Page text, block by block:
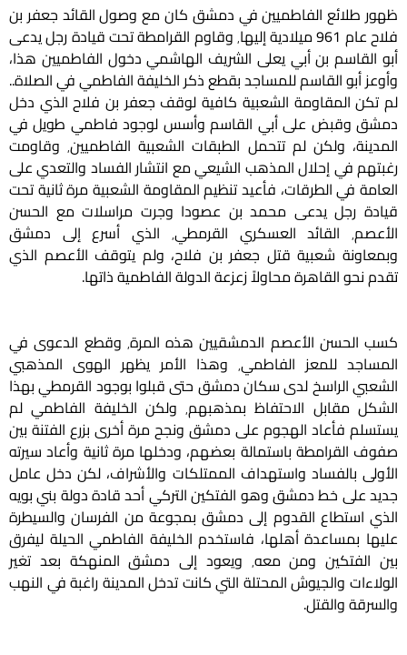
ظهور طلائع الفاطميين في دمشق كان مع وصول القائد جعفر بن
فلاح عام 961 ميلادية إليها٬ وقاوم القرامطة تحت قيادة رجل يدعى
أبو القاسم بن أبي يعلى الشريف الهاشمي دخول الفاطميين هذا،
وأوعز أبو القاسم للمساجد بقطع ذكر الخليفة الفاطمي في الصلاة..
لم تكن المقاومة الشعبية كافية لوقف جعفر بن فلاح الذي دخل
دمشق وقبض على أبي القاسم وأسس لوجود فاطمي طويل في
المدينة، ولكن لم تتحمل الطبقات الشعبية الفاطميين٬ وقاومت
رغبتهم في إحلال المذهب الشيعي مع انتشار الفساد والتعدي على
العامة في الطرقات، فأعيد تنظيم المقاومة الشعبية مرة ثانية تحت
قيادة رجل يدعى محمد بن عصودا وجرت مراسلات مع الحسن
الأعصم٬ القائد العسكري القرمطي٬ الذي أسرع إلى دمشق
وبمعاونة شعبية قتل جعفر بن فلاح، ولم يتوقف الأعصم الذي
تقدم نحو القاهرة محاولاً زعزعة الدولة الفاطمية ذاتها.
كسب الحسن الأعصم الدمشقيين هذه المرة٬ وقطع الدعوى في
المساجد للمعز الفاطمي٬ وهذا الأمر يظهر الهوى المذهبي
الشعبي الراسخ لدى سكان دمشق حتى قبلوا بوجود القرمطي بهذا
الشكل مقابل الاحتفاظ بمذهبهم٬ ولكن الخليفة الفاطمي لم
يستسلم فأعاد الهجوم على دمشق ونجح مرة أخرى بزرع الفتنة بين
صفوف القرامطة باستمالة بعضهم، ودخلها مرة ثانية وأعاد سيرته
الأولى بالفساد واستهداف الممتلكات والأشراف، لكن دخل عامل
جديد على خط دمشق وهو الفتكين التركي أحد قادة دولة بني بويه
الذي استطاع القدوم إلى دمشق بمجوعة من الفرسان والسيطرة
عليها بمساعدة أهلها، فاستخدم الخليفة الفاطمي الحيلة ليفرق
بين الفتكين ومن معه٬ ويعود إلى دمشق المنهكة بعد تغير
الولاءات والجيوش المحتلة التي كانت تدخل المدينة راغبة في النهب
والسرقة والقتل.